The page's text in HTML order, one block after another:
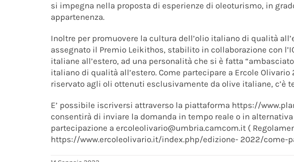
si impegna nella proposta di esperienze di oleoturismo, in
appartenenza.
Inoltre per promuovere la cultura dell’olio italiano di qualità
assegnato il Premio Leikithos, stabilito in collaborazione con
italiane all’estero, ad una personalità che si è fatta
italiano di qualità all’estero. Come partecipare a Ercole Olivario
riservato agli oli ottenuti esclusivamente da olive italiane, c’è
E’ possibile iscriversi attraverso la piattaforma https://
consentirà di inviare la domanda in tempo reale o in
partecipazione a ercoleolivario@umbria.camcom.it (
https://www.ercoleolivario.it/index.php/edizione- 2022/come-